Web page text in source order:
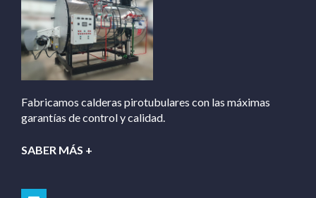
Fabricamos calderas pirotubulares con las máximas
garantías de control y calidad.
SABER MÁS +